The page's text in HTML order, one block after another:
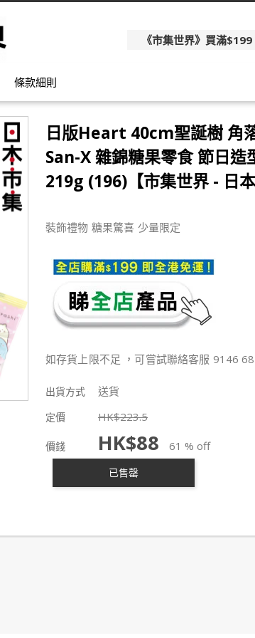
《市集世界》買滿
條款細則
日版Heart 40cm聖誕樹 角
San-X 雜錦糖果零食 節日造
219g (196)【市集世界 - 日
裝飾禮物 糖果驚喜 少量限定
如存貨上限不足 ，可嘗試聯絡客服 9146
出貨方式 送貨
定價 HK$223.5
價錢 HK$88 61 % off
已售罄